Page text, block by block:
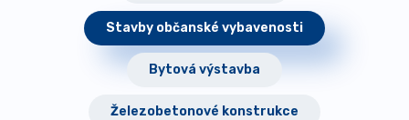
Stavby občanské vybavenosti
Bytová výstavba
Železobetonové konstrukce